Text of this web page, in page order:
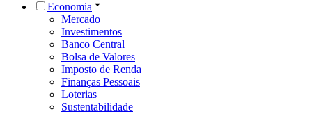
Economia
Mercado
Investimentos
Banco Central
Bolsa de Valores
Imposto de Renda
Finanças Pessoais
Loterias
Sustentabilidade